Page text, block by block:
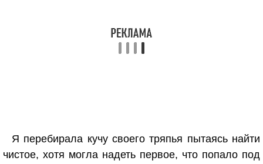
Я перебирала кучу своего тряпья пытаясь найти
чистое, хотя могла надеть первое, что попало под